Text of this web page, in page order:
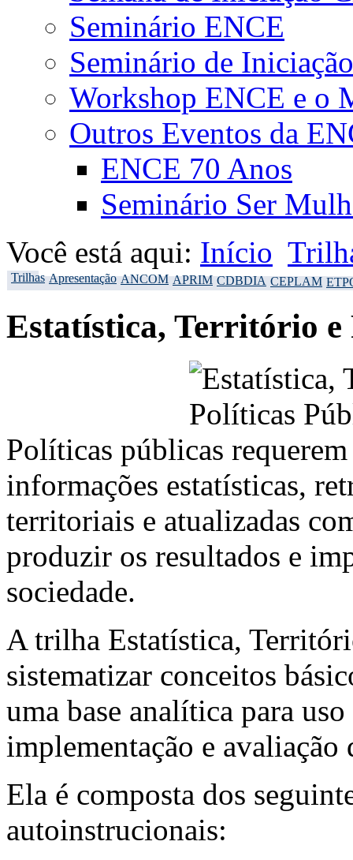
Seminário ENCE
Seminário de
Workshop ENCE e o
Outros Eventos da
ENCE 70 Anos
Seminário Ser
Você está aqui: Início
Trilhas Apresentação ANCOM APRIM CDBDIA CEPLAM
Estatística, Território
Políticas públicas
informações estatísticas,
territoriais e atualizadas
produzir os resultados e
sociedade.
A trilha Estatística,
sistematizar conceitos
uma base analítica para
implementação e
Ela é composta dos
autoinstrucionais: